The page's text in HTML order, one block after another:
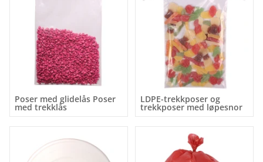
Poser med glidelås Poser
med trekklås
LDPE-trekkposer og
trekkposer med løpesnor